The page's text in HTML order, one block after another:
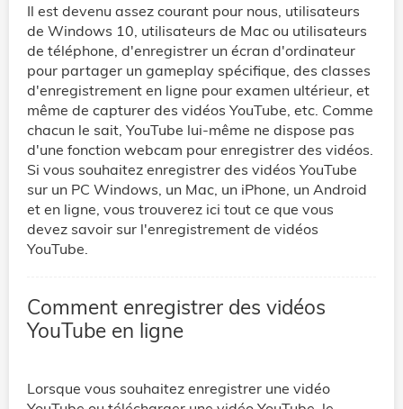
Il est devenu assez courant pour nous, utilisateurs
de Windows 10, utilisateurs de Mac ou utilisateurs
de téléphone, d'enregistrer un écran d'ordinateur
pour partager un gameplay spécifique, des classes
d'enregistrement en ligne pour examen ultérieur, et
même de capturer des vidéos YouTube, etc. Comme
chacun le sait, YouTube lui-même ne dispose pas
d'une fonction webcam pour enregistrer des vidéos.
Si vous souhaitez enregistrer des vidéos YouTube
sur un PC Windows, un Mac, un iPhone, un Android
et en ligne, vous trouverez ici tout ce que vous
devez savoir sur l'enregistrement de vidéos
YouTube.
Comment enregistrer des vidéos
YouTube en ligne
Lorsque vous souhaitez enregistrer une vidéo